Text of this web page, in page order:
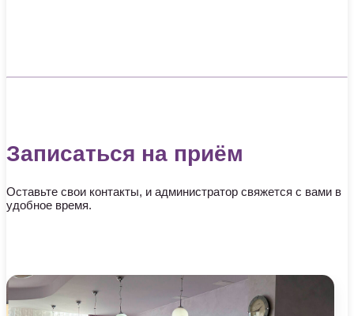
Записаться на приём
Оставьте свои контакты, и администратор свяжется с вами в
удобное время.